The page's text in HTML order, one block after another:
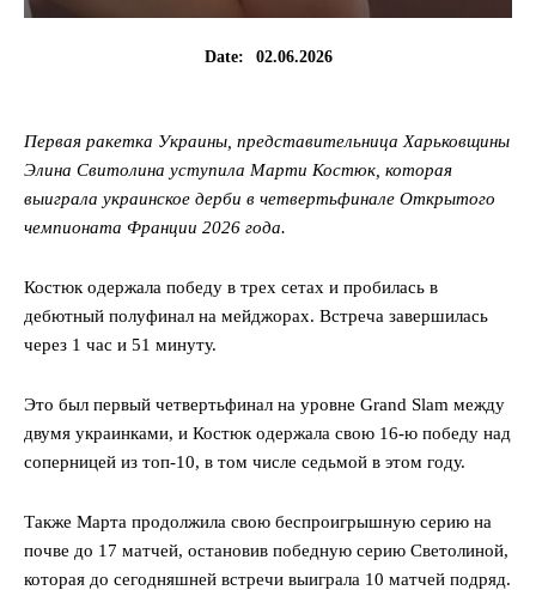
Date: 02.06.2026
Первая ракетка Украины, представительница Харьковщины
Элина Свитолина уступила Марти Костюк, которая
выиграла украинское дерби в четвертьфинале Открытого
чемпионата Франции 2026 года.
Костюк одержала победу в трех сетах и пробилась в
дебютный полуфинал на мейджорах. Встреча завершилась
через 1 час и 51 минуту.
Это был первый четвертьфинал на уровне Grand Slam между
двумя украинками, и Костюк одержала свою 16-ю победу над
соперницей из топ-10, в том числе седьмой в этом году.
Также Марта продолжила свою беспроигрышную серию на
почве до 17 матчей, остановив победную серию Светолиной,
которая до сегодняшней встречи выиграла 10 матчей подряд.